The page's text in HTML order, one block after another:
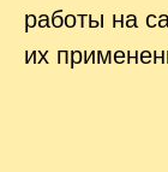
работы на
их